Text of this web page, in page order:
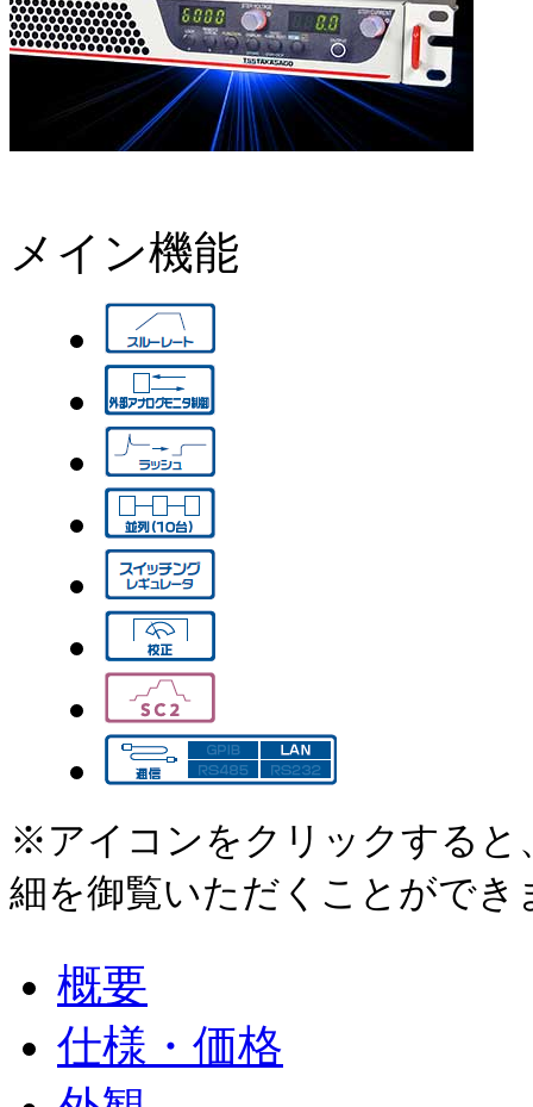
メイン機能
※アイコンをクリックすると
細を御覧いただくことができ
概要
仕様・価格